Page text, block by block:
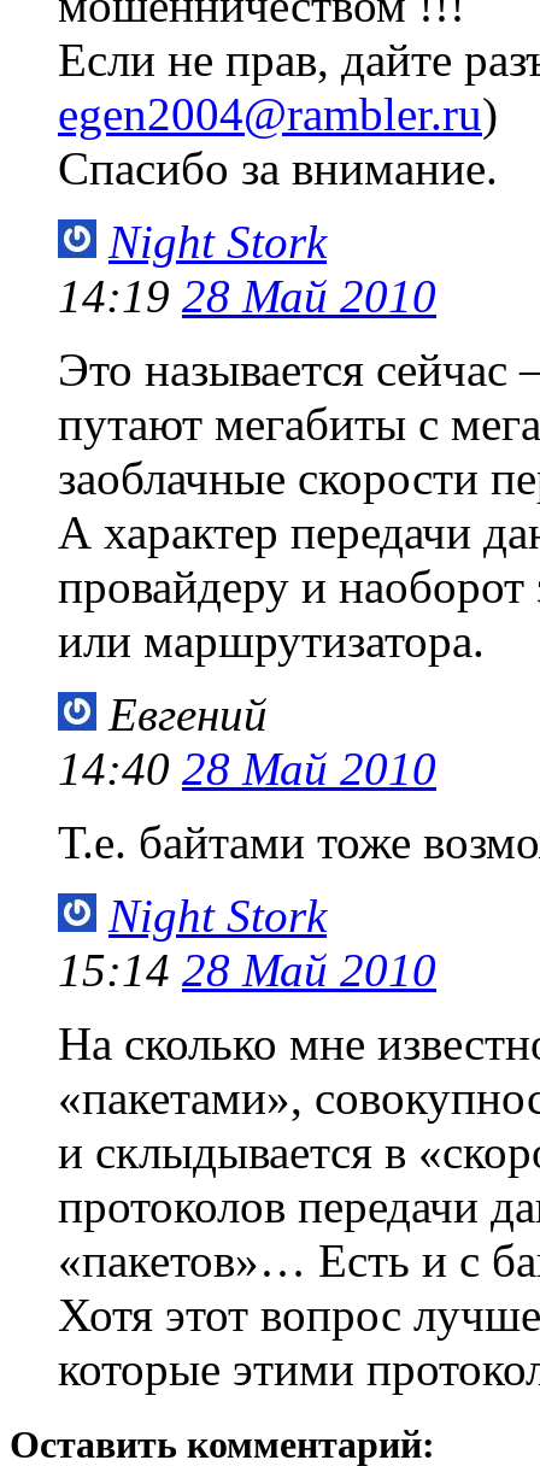
Если не прав, дайте
egen2004@rambler.ru)
Спасибо за внимание.
Night Stork
14:19 28 Май 2010
Это называется
путают мегабиты с
заоблачные скорости
А характер передачи
провайдеру и наоборот
или маршрутизатора.
Евгений
14:40 28 Май 2010
Т.е. байтами тоже
Night Stork
15:14 28 Май 2010
На сколько мне
«пакетами»,
и склыдывается в
протоколов передачи
«пакетов»… Есть и с
Хотя этот вопрос
которые этими
Оставить комментарий: